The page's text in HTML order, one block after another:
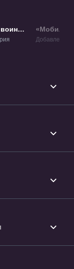
2
Гандам
Добавлена 6